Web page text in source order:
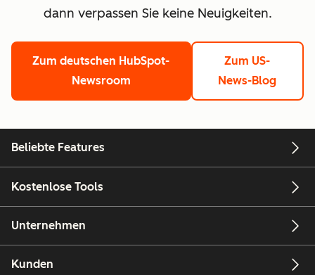
dann verpassen Sie keine Neuigkeiten.
Zum deutschen HubSpot-
Newsroom
Zum US-
News-Blog
Beliebte Features
Kostenlose Tools
Unternehmen
Kunden